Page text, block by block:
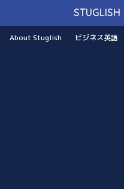
About Stuglish ビジネス英語